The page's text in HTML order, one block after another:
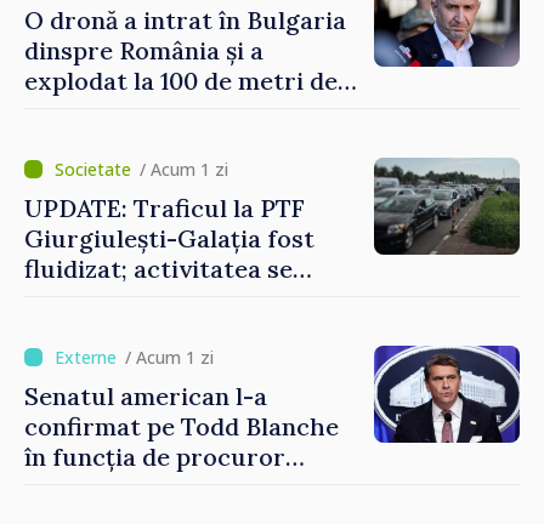
O dronă a intrat în Bulgaria
dinspre România și a
explodat la 100 de metri de
/ Acum 1 zi
UPDATE: Traficul la PTF
Giurgiulești-Galația fost
fluidizat; activitatea se
/ Acum 1 zi
Senatul american l-a
confirmat pe Todd Blanche
în funcția de procuror